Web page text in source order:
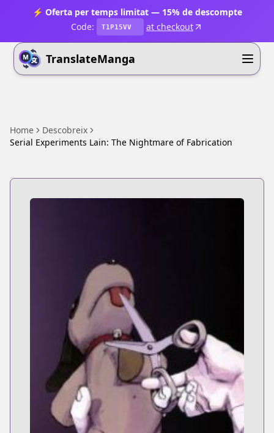
⚡ Oferta per temps limitat — 15% de descompte
Code:
T1P15VV at checkout
TranslateManga
Home
Descobreix
Serial Experiments Lain: The Nightmare of Fabrication